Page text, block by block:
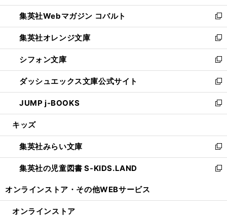
開
く
ウ
で
開
く
ン
ド
ウ
で
開
く
ウ
ィ
ン
ド
ウ
で
開
く
集英社Webマガジン コバルト
新
し
い
ウ
ィ
ン
ド
ウ
で
開
集英社オレンジ文庫
新
し
い
ウ
ィ
ン
ド
ウ
開
く
シフォン文庫
新
し
い
ウ
ィ
ン
ウ
で
開
く
ダッシュエックス文庫公式サイト
新
し
い
ウ
ン
ド
ウ
で
JUMP j-BOOKS
新
し
ウ
ィ
ン
ド
開
キッズ
集英社みらい文庫
新
し
い
ン
集英社の児童図書 S-KIDS.LAND
新
ウ
オンラインストア・ その他WEBサービス
オンラインストア